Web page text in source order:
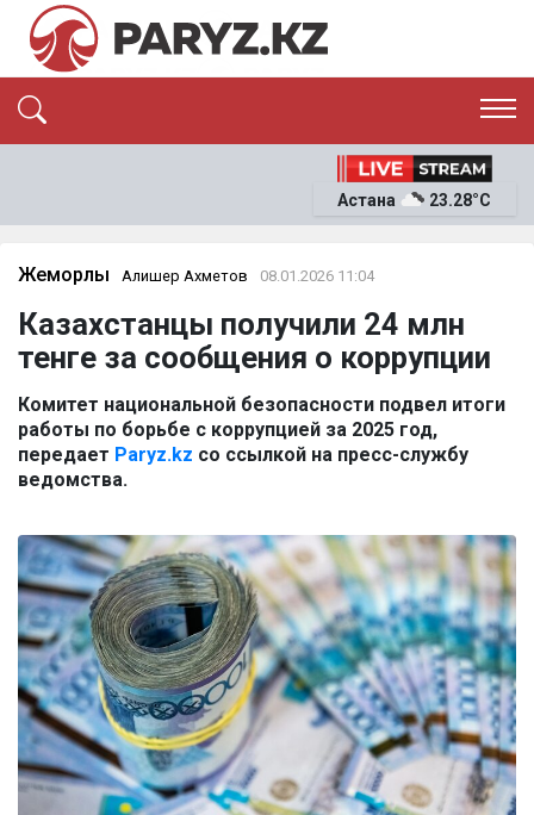
ЭКОНОМИКА
ОҚИҒА
News
Астана 23.28°C
Жемқорлық Алишер Ахметов 08.01.2026 11:04
Казахстанцы получили 24 млн
тенге за сообщения о коррупции
Комитет национальной безопасности подвел итоги
работы по борьбе с коррупцией за 2025 год,
передает Paryz.kz со ссылкой на пресс-службу
ведомства.